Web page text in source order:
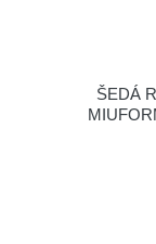
ŠEDÁ